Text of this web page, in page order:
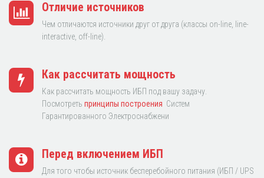
Отличие источников
Чем отличаются источники друг от друга (классы on-line, line-
interactive, off-line).
Как рассчитать мощность
Как рассчитать мощность ИБП под вашу задачу.
Посмотреть принципы построения Систем
Гарантированного Электроснабжени
Перед включением ИБП
Для того чтобы источник бесперебойного питания (ИБП / UPS